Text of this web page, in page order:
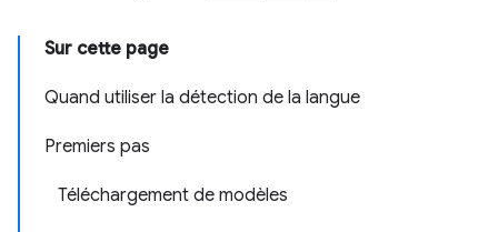
Sur cette page
Quand utiliser la détection de la langue
Premiers pas
Téléchargement de modèles